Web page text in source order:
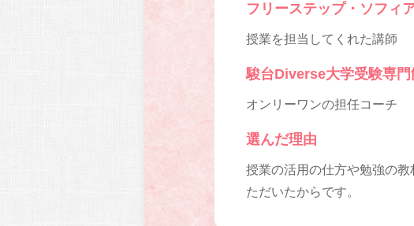
フリーステップ・ソフィ
授業を担当してくれた講師
駿台Diverse大学受験専門
オンリーワンの担任コーチ
選んだ理由
授業の活用の仕方や勉強の
ただいたからです。